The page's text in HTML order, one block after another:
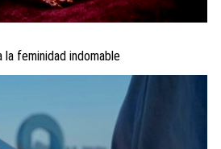
la feminidad indomable